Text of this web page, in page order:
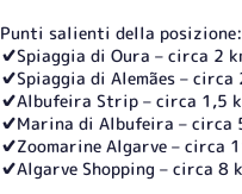
Punti salienti della posizione:
✔️Spiaggia di Oura – circa 2
✔️Spiaggia di Alemães –
✔️Albufeira Strip – circa 1,5
✔️Marina di Albufeira – circa
✔️Zoomarine Algarve – circa
✔️Algarve Shopping – circa 8